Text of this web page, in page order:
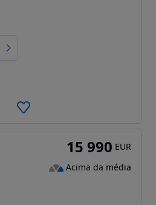
15 990 EUR
Acima da média